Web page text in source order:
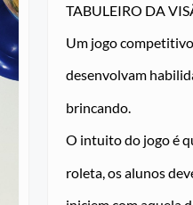
TABULEIRO DA
Um jogo
desenvolvam
brincando.
O intuito do jogo é
roleta, os alunos